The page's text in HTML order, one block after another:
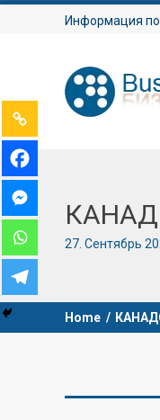
Информация по
27 Сентябрь
Home /